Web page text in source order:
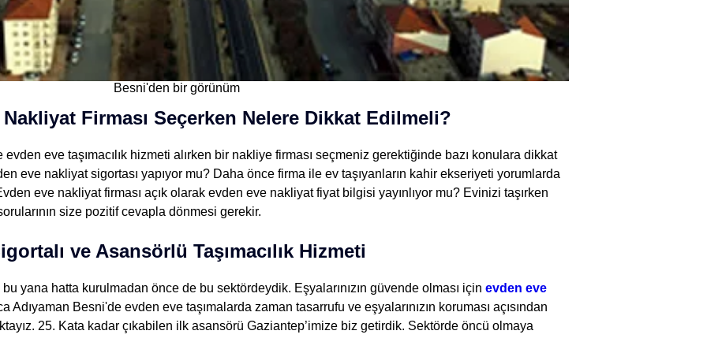
Besni'den bir görünüm
Firması Seçerken Nelere Dikkat Edilmeli?
eve taşımacılık hizmeti alırken bir nakliye firması seçmeniz gerektiğinde bazı konulara dikkat
eve nakliyat sigortası yapıyor mu? Daha önce firma ile ev taşıyanların kahir ekseriyeti yorumlarda
eve nakliyat firması açık olarak evden eve nakliyat fiyat bilgisi yayınlıyor mu? Evinizi taşırken
size pozitif cevapla dönmesi gerekir.
ve Asansörlü Taşımacılık Hizmeti
yana hatta kurulmadan önce de bu sektördeydik. Eşyalarınızın güvende olması için evden eve
Adıyaman Besni'de evden eve taşımalarda zaman tasarrufu ve eşyalarınızın koruması açısından
25. Kata kadar çıkabilen ilk asansörü Gaziantep’imize biz getirdik. Sektörde öncü olmaya